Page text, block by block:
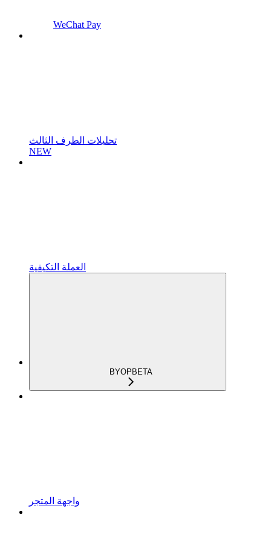
WeChat Pay
تحليلات الطرف الثالث
NEW
العملة التكيفية
BYOPBETA
واجهة المتجر